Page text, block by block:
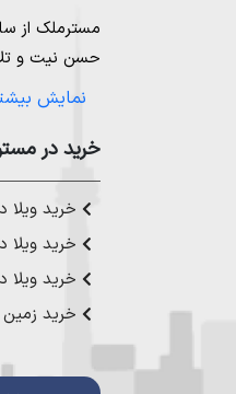
مسترملک از سال 1398 به صورت جدی فعالیت خود
حسن نیت و
مساعی خویش
ملک در شمال
رویان،خرید
چمستان ،
عزیز خدمت
نمایش
خرید در
خرید ویلا
خرید ویلا
خرید ویلا
خرید زمین